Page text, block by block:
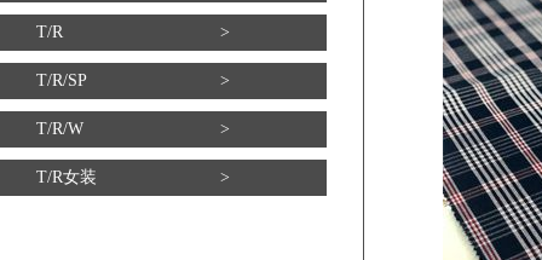
T/R >
T/R/SP >
T/R/W >
T/R女装 >